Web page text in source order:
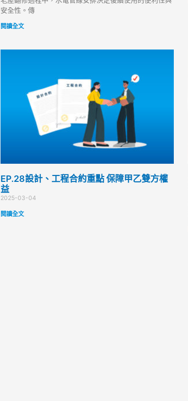
安全性。傳
閱讀全文
EP.28設計、工程合約重點 保障甲乙雙方權
益
2025-03-04
閱讀全文